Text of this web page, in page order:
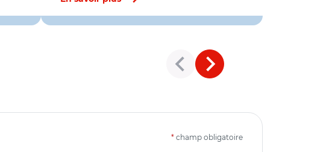
* champ obligatoire